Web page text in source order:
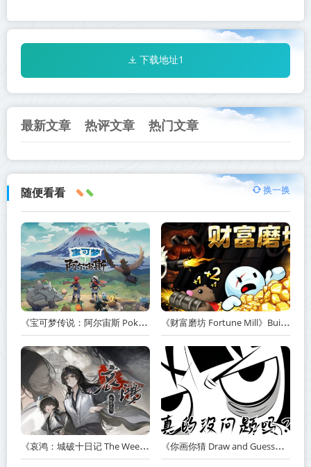
下载地址1
最新文章 热评文章 热门文章
随便看看 换一换
《宝可梦传说：阿尔宙斯 Pokémon Legends Arceus》v13.2.0【PC/手机双端】丨中文版网盘下载 《财富磨坊 Fortune Mill》Build.23517590-免安装中文版丨中文版网盘下载
《哀鸿：城破十日记 The Weeping Swan Ten Days of the Citys Fall》v20260507-免安装中文版丨中文版网盘下载 《你画你猜 Draw and Guess》Build.24032411-免安装中文版丨中文版网盘下载